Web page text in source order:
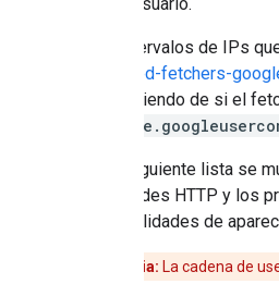
Los intervalos de IPs
triggered-fetchers-
dependiendo de si el
En la siguiente lista se
solicitudes HTTP y los
probabilidades de
Advertencia: La cadena de